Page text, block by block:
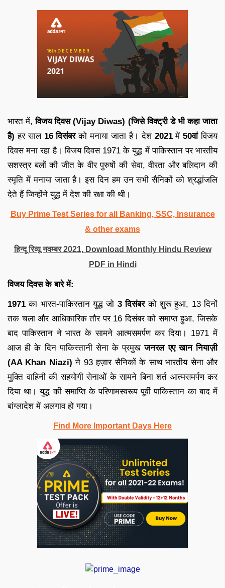
भारत में,विजय दिवस (Vijay Diwas) (जिसे विक्ट्री डे भी कहा जाता
है)हर साल 16 दिसंबरको मनाया जाता है। देश 2021में50वांविजय
दिवस मना रहा है। विजय दिवस 1971 के युद्ध में पाकिस्तान पर भारतीय
सशस्त्र बलों की जीत के वीर पुरुषों की सेवा, वीरता और बलिदान की
स्मृति में मनाया जाता है। इस दिन हम उन सभी सैनिकों को श्रद्धांजलि
देते हैं जिन्होंने युद्ध में देश की रक्षा की थी।
Buy Prime Test Series for all Banking, SSC, Insurance
& other exams
हिन्दू रिव्यू नवम्बर 2021, Download Monthly Hindu Review
PDF in Hindi
विजय दिवस के बारे में:
1971 का भारत-पाकिस्तान युद्ध जो 3 दिसंबरको शुरू हुआ, 13 दिनों
तक चला और आधिकारिक तौर पर 16 दिसंबर को समाप्त हुआ, जिसके
बाद पाकिस्तान ने भारत के सामने आत्मसमर्पण कर दिया। 1971 में
आज ही के दिन पाकिस्तानी सेना के प्रमुखजनरल एए खान नियाज़ी
(AA Khan Niazi) ने 93 हज़ार सैनिकों के साथ भारतीय सेना और
मुक्ति वाहिनी की सहयोगी सेनाओं के सामने बिना शर्त आत्मसमर्पण कर
दिया था। युद्ध की समाप्ति के परिणामस्वरूप पूर्वी पाकिस्तान का बाद में
बांग्लादेश में अलगाव हो गया।
Find More Important Days Here